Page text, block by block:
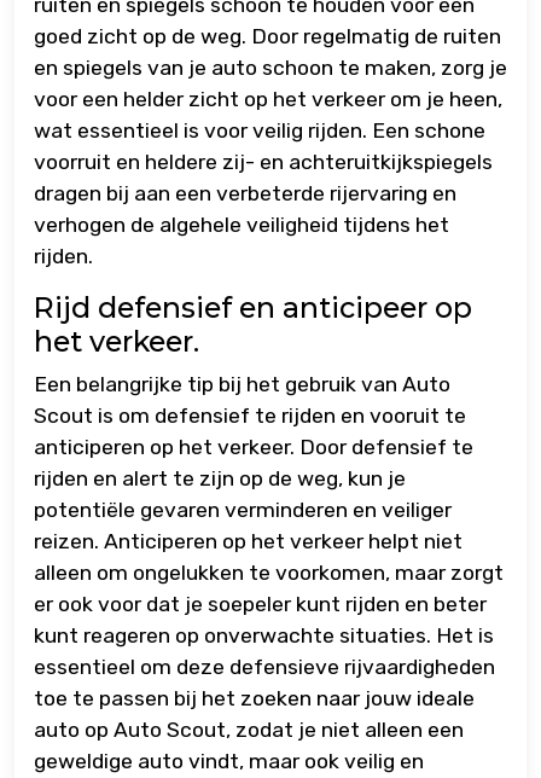
goed zicht op de weg. Door regelmatig de ruiten
en spiegels van je auto schoon te maken, zorg je
voor een helder zicht op het verkeer om je heen,
wat essentieel is voor veilig rijden. Een schone
voorruit en heldere zij- en achteruitkijkspiegels
dragen bij aan een verbeterde rijervaring en
verhogen de algehele veiligheid tijdens het
rijden.
Rijd defensief en anticipeer op
het verkeer.
Een belangrijke tip bij het gebruik van Auto
Scout is om defensief te rijden en vooruit te
anticiperen op het verkeer. Door defensief te
rijden en alert te zijn op de weg, kun je
potentiële gevaren verminderen en veiliger
reizen. Anticiperen op het verkeer helpt niet
alleen om ongelukken te voorkomen, maar zorgt
er ook voor dat je soepeler kunt rijden en beter
kunt reageren op onverwachte situaties. Het is
essentieel om deze defensieve rijvaardigheden
toe te passen bij het zoeken naar jouw ideale
auto op Auto Scout, zodat je niet alleen een
geweldige auto vindt, maar ook veilig en